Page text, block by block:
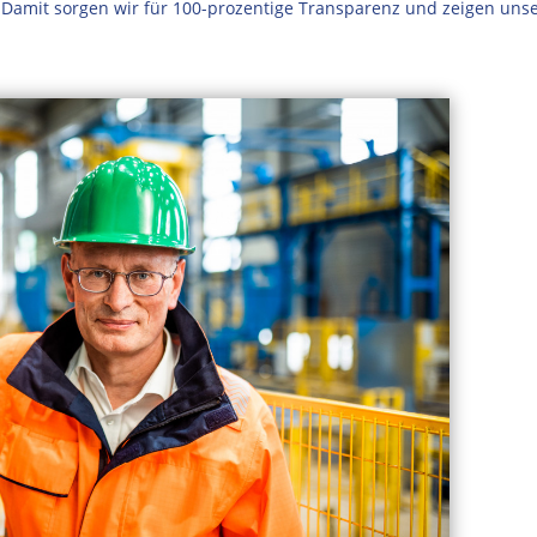
sorgen wir für 100-prozentige Transparenz und zeigen